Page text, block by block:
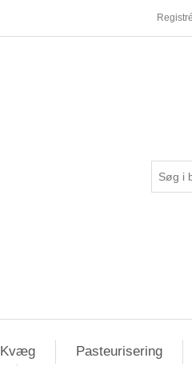
Kvæg Pasteurisering